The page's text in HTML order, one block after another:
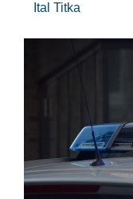
Ital Titka